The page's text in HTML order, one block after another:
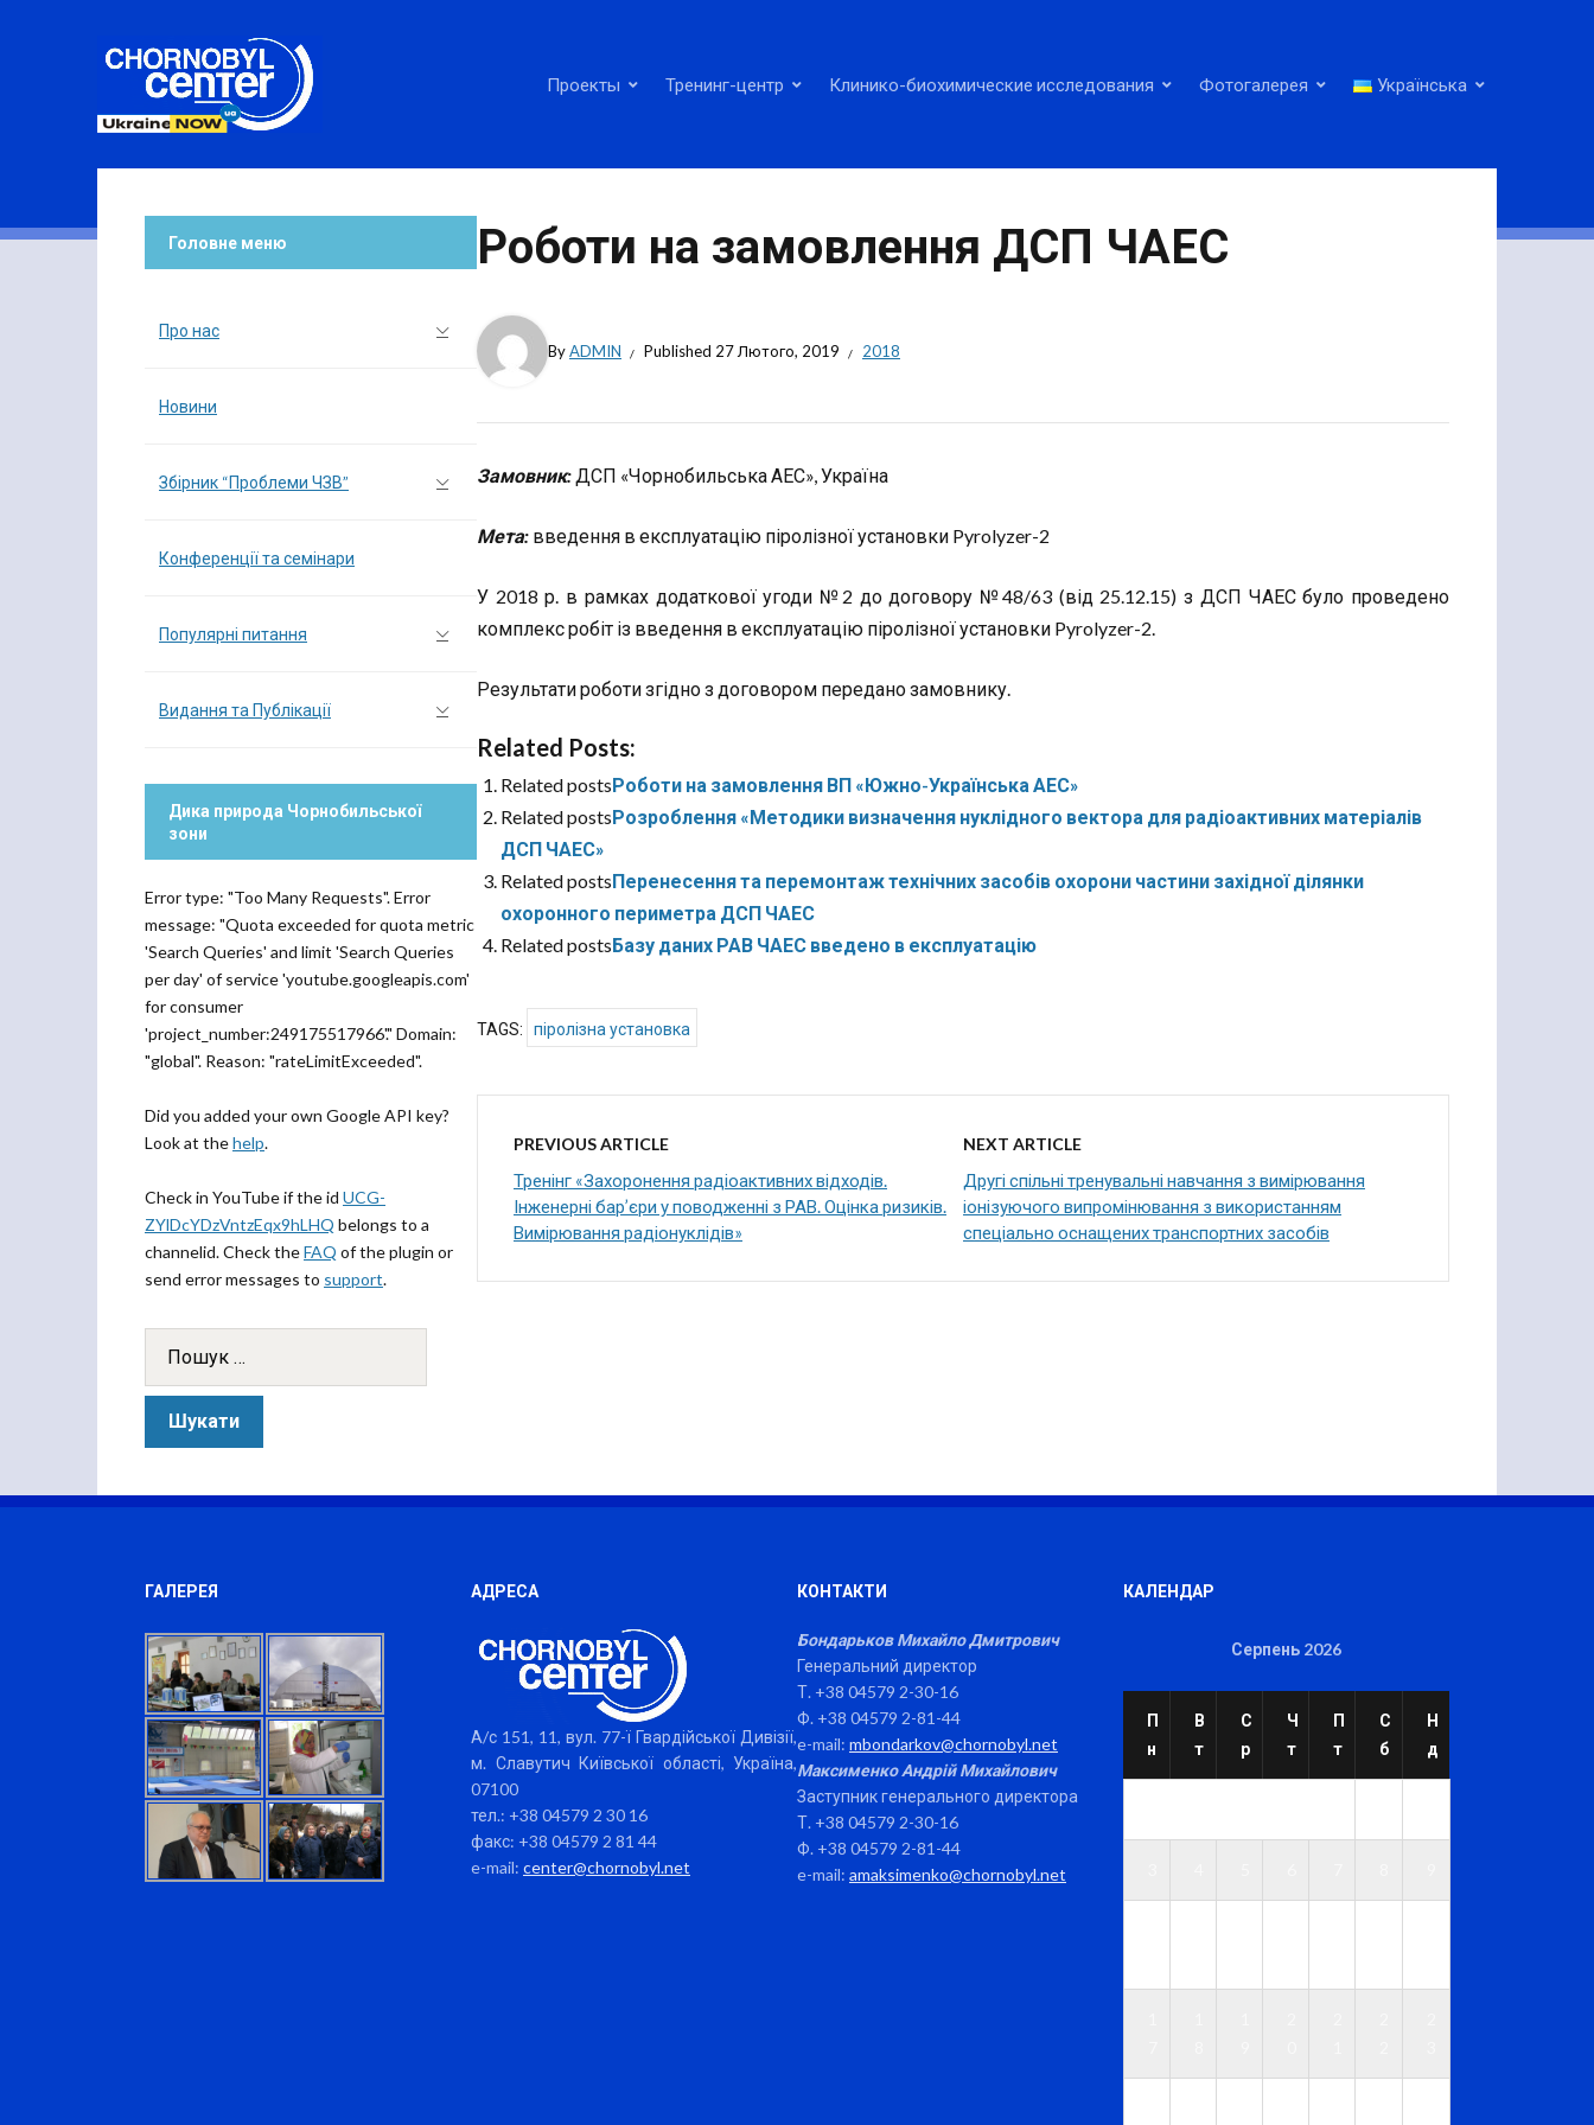
Проекты Тренинг-центр Клинико-биохимические исследования Фотогалерея Українська
Роботи на замовлення ДСП ЧАЕС
ByADMIN Published 27 Лютого, 2019 2018
Замовник: ДСП «Чорнобильська АЕС», Україна
Мета: введення в експлуатацію піролізної установки Pyrolyzer-2
У 2018 р. в рамках додаткової угоди №2 до договору №48/63 (від 25.12.15) з ДСП ЧАЕС було проведено
комплекс робіт із введення в експлуатацію піролізної установки Pyrolyzer-2.
Результати роботи згідно з договором передано замовнику.
Related Posts:
Related postsРоботи на замовлення ВП «Южно-Українська АЕС»
Related postsРозроблення «Методики визначення нуклідного вектора для радіоактивних матеріалів
ДСП ЧАЕС»
Related postsПеренесення та перемонтаж технічних засобів охорони частини західної ділянки
охоронного периметра ДСП ЧАЕС
Related postsБазу даних РАВ ЧАЕС введено в експлуатацію
TAGS: піролізна установка
PREVIOUS ARTICLE
Тренінг «Захоронення радіоактивних відходів.
Інженерні бар’єри у поводженні з РАВ. Оцінка ризиків.
Вимірювання радіонуклідів»
NEXT ARTICLE
Другі спільні тренувальні навчання з вимірювання
іонізуючого випромінювання з використанням
спеціально оснащених транспортних засобів
Головне меню
Про нас
Новини
Збірник “Проблеми ЧЗВ”
Конференції та семінари
Популярні питання
Видання та Публікації
Дика природа Чорнобильської
зони
Error type: "Too Many Requests". Error
message: "Quota exceeded for quota metric
'Search Queries' and limit 'Search Queries
per day' of service 'youtube.googleapis.com'
for consumer
'project_number:249175517966'." Domain:
"global". Reason: "rateLimitExceeded".
Did you added your own Google API key?
Look at thehelp.
Check in YouTube if the id UCG-
ZYlDcYDzVntzEqx9hLHQ belongs to a
channelid. Check theFAQ of the plugin or
send error messages to support.
ГАЛЕРЕЯ АДРЕСА
А/с 151, 11, вул. 77-ї Гвардійської Дивізії,
м. Славутич Київської області, Україна,
07100
тел.: +38 04579 2 30 16
факс: +38 04579 2 81 44
e-mail: center@chornobyl.net
КОНТАКТИ
Бондарьков Михайло Дмитрович
Генеральний директор
Т. +38 04579 2-30-16
Ф. +38 04579 2-81-44
e-mail: mbondarkov@chornobyl.net
Максименко Андрій Михайлович
Заступник генерального директора
Т. +38 04579 2-30-16
Ф. +38 04579 2-81-44
e-mail: amaksimenko@chornobyl.net
КАЛЕНДАР
Серпень 2026
П
н
В
т
С
р
Ч
т
П
т
С
б
Н
д